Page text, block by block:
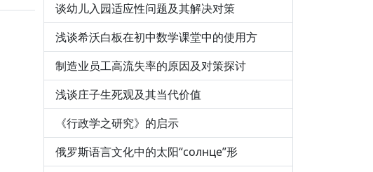
谈幼儿入园适应性问题及其解决对策
浅谈希沃白板在初中数学课堂中的使用方
制造业员工高流失率的原因及对策探讨
浅谈庄子生死观及其当代价值
《行政学之研究》的启示
俄罗斯语言文化中的太阳“солнце”形